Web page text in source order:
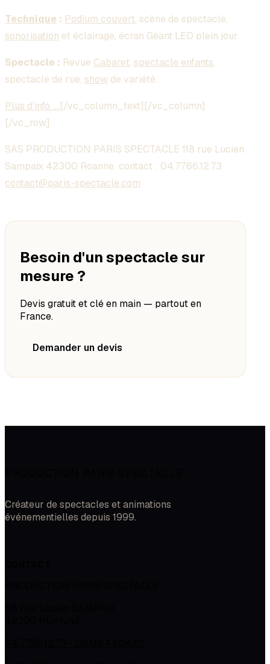
Technique : Podium couvert, scène de spectacle,
sonorisation et éclairage, écran Géant LED plein jour.
Spectacle : Revue Cabaret, spectacle enfants,
spectacle de rue, show de variété.
Plus d’info ….[/vc_column_text][/vc_column]
[/vc_row]
SAS PRODUCTION PARIS SPECTACLE 118 rue Lucien
Sampaix 42300 Roanne contact : 04.77.66.12.73
contact@paris-spectacle.com
Besoin d'un spectacle sur
mesure ?
Devis gratuit et clé en main — partout en
France.
Demander un devis
Créateur de spectacles et animations
événementielles depuis 1999.